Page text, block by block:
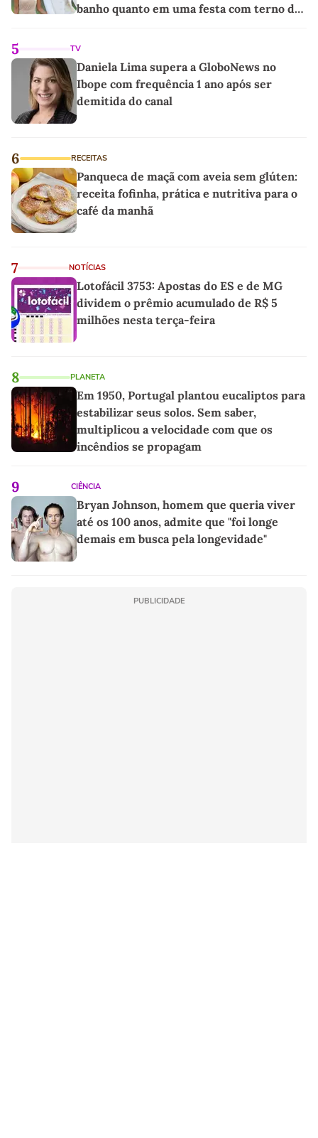
banho quanto em uma festa com terno de
5 TV
Daniela Lima supera a GloboNews no
Ibope com frequência 1 ano após ser
demitida do canal
6 RECEITAS
Panqueca de maçã com aveia sem glúten:
receita fofinha, prática e nutritiva para o
café da manhã
7 NOTÍCIAS
Lotofácil 3753: Apostas do ES e de MG
dividem o prêmio acumulado de R$ 5
milhões nesta terça-feira
8 PLANETA
Em 1950, Portugal plantou eucaliptos para
estabilizar seus solos. Sem saber,
multiplicou a velocidade com que os
incêndios se propagam
9 CIÊNCIA
Bryan Johnson, homem que queria viver
até os 100 anos, admite que "foi longe
demais em busca pela longevidade"
PUBLICIDADE